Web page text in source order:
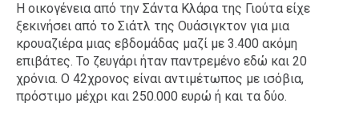
Η οικογένεια από την Σάντα Κλάρα της Γιούτα είχε
ξεκινήσει από το Σιάτλ της Ουάσιγκτον για μια
κρουαζιέρα μιας εβδομάδας μαζί με 3.400 ακόμη
επιβάτες. Το ζευγάρι ήταν παντρεμένο εδώ και 20
χρόνια. Ο 42χρονος είναι αντιμέτωπος με ισόβια,
πρόστιμο μέχρι και 250.000 ευρώ ή και τα δύο.